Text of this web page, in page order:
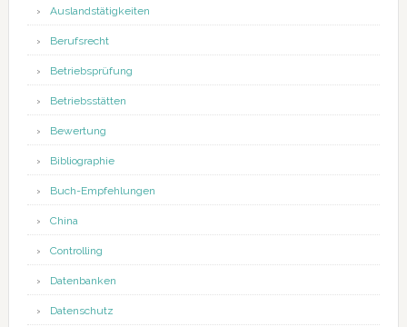
Auslandstätigkeiten
Berufsrecht
Betriebsprüfung
Betriebsstätten
Bewertung
Bibliographie
Buch-Empfehlungen
China
Controlling
Datenbanken
Datenschutz